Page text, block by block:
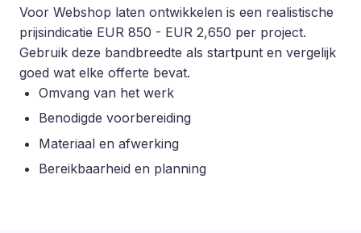
Voor Webshop laten ontwikkelen is een realistische
prijsindicatie EUR 850 - EUR 2,650 per project.
Gebruik deze bandbreedte als startpunt en vergelijk
goed wat elke offerte bevat.
Omvang van het werk
Benodigde voorbereiding
Materiaal en afwerking
Bereikbaarheid en planning